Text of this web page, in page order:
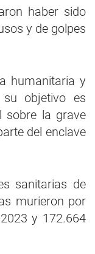
haber sido
y de golpes
humanitaria y
objetivo es
sobre la grave
del enclave
sanitarias de
murieron por
y 172.664